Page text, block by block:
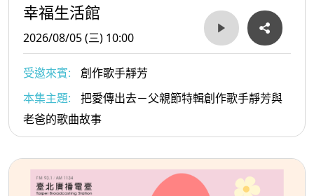
幸福生活館
2026/08/05 (三) 10:00
受邀來賓:
創作歌手靜芳
本集主題:
把愛傳出去－父親節特輯創作歌手靜芳與
老爸的歌曲故事